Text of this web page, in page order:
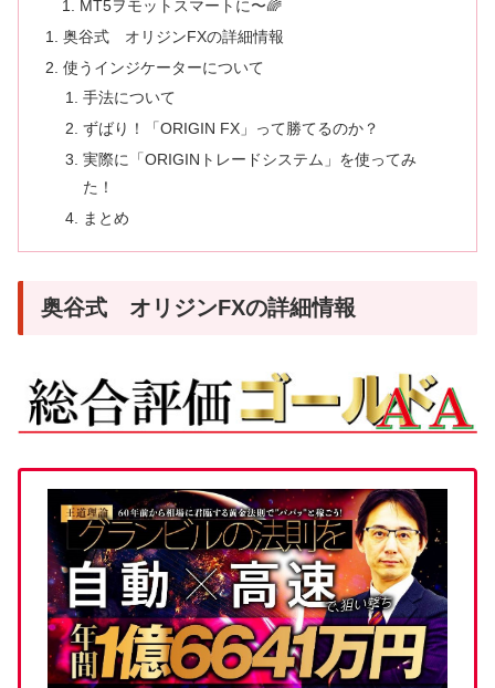
MT5ヲモットスマートに〜🌈
奥谷式 オリジンFXの詳細情報
使うインジケーターについて
手法について
ずばり！「ORIGIN FX」って勝てるのか？
実際に「ORIGINトレードシステム」を使ってみ
た！
まとめ
奥谷式 オリジンFXの詳細情報